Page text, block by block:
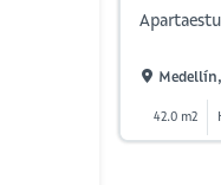
42.0 m2